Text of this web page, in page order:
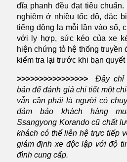
đĩa phanh đều đạt tiêu
nghiệm ở nhiều tốc độ, đặc
tiếng động lạ mỗi lần vào số,
với ly hợp, sức kéo của xe
hiện chứng tỏ hệ thống
kiểm tra lại trước khi bạn quyết
>>>>>>>>>>>>>>>>
Đây chỉ
bản để đánh giá chi tiết một
vẫn cần phải là người có
đảm bảo khách hàng
Ssangyong Korando cũ chất
khách có thể liên hệ trực tiếp
giám định xe độc lập với độ
đình cung cấp.